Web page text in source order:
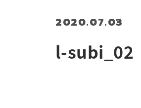
l-subi_02
2020.07.03